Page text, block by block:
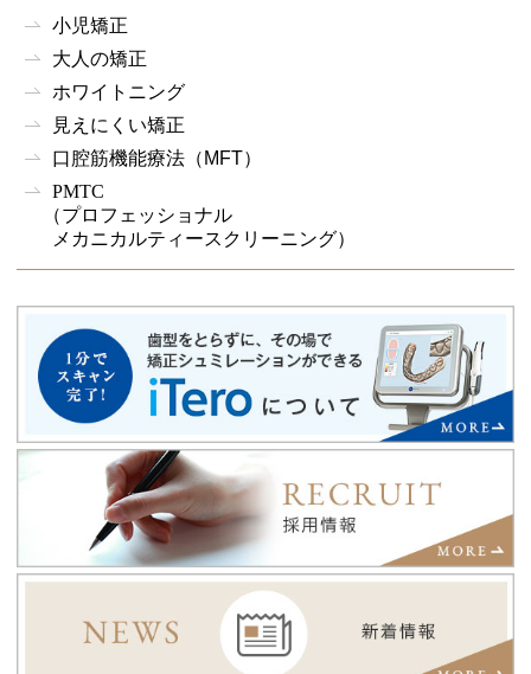
小児矯正
大人の矯正
ホワイトニング
見えにくい矯正
口腔筋機能療法 （MFT）
PMTC
（プロフェッショナル
メカニカルティースクリーニング）